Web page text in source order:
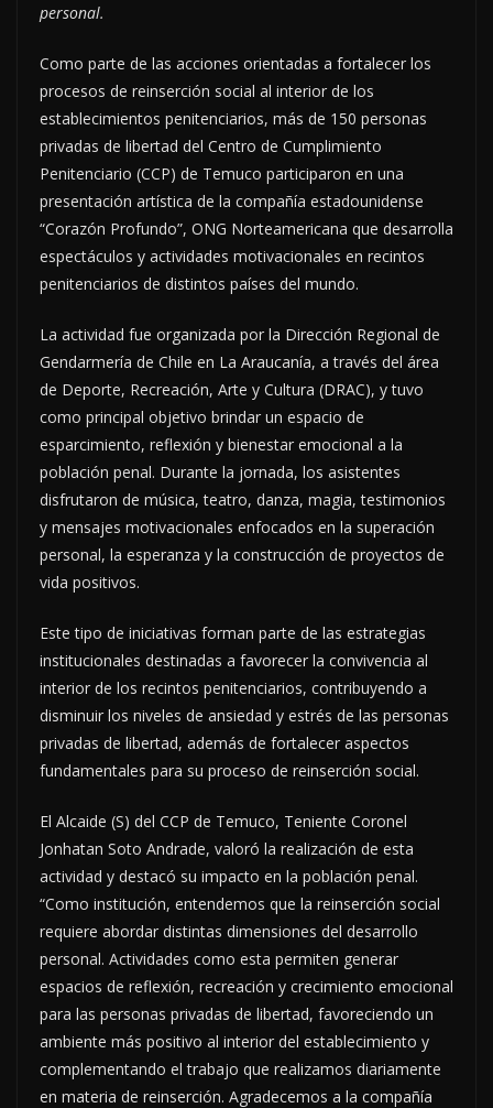
personal.
Como parte de las acciones orientadas a fortalecer los
procesos de reinserción social al interior de los
establecimientos penitenciarios, más de 150 personas
privadas de libertad del Centro de Cumplimiento
Penitenciario (CCP) de Temuco participaron en una
presentación artística de la compañía estadounidense
“Corazón Profundo”, ONG Norteamericana que desarrolla
espectáculos y actividades motivacionales en recintos
penitenciarios de distintos países del mundo.
La actividad fue organizada por la Dirección Regional de
Gendarmería de Chile en La Araucanía, a través del área
de Deporte, Recreación, Arte y Cultura (DRAC), y tuvo
como principal objetivo brindar un espacio de
esparcimiento, reflexión y bienestar emocional a la
población penal. Durante la jornada, los asistentes
disfrutaron de música, teatro, danza, magia, testimonios
y mensajes motivacionales enfocados en la superación
personal, la esperanza y la construcción de proyectos de
vida positivos.
Este tipo de iniciativas forman parte de las estrategias
institucionales destinadas a favorecer la convivencia al
interior de los recintos penitenciarios, contribuyendo a
disminuir los niveles de ansiedad y estrés de las personas
privadas de libertad, además de fortalecer aspectos
fundamentales para su proceso de reinserción social.
El Alcaide (S) del CCP de Temuco, Teniente Coronel
Jonhatan Soto Andrade, valoró la realización de esta
actividad y destacó su impacto en la población penal.
“Como institución, entendemos que la reinserción social
requiere abordar distintas dimensiones del desarrollo
personal. Actividades como esta permiten generar
espacios de reflexión, recreación y crecimiento emocional
para las personas privadas de libertad, favoreciendo un
ambiente más positivo al interior del establecimiento y
complementando el trabajo que realizamos diariamente
en materia de reinserción. Agradecemos a la compañía